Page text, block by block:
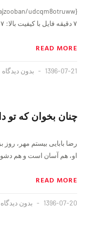
۷ دقيقه فايل با کیفیت بالا: ۷ مگابایت
READ MORE
1396-07-21 بدون دیدگاه
چنان بخوان که تو
رضا بابایی بیستم مهر،
او، هم آسان است و هم
READ MORE
1396-07-20 بدون دیدگاه